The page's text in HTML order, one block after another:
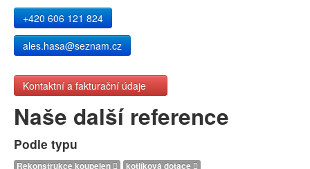
+420 606 121 824
ales.hasa@seznam.cz
Kontaktní a fakturační údaje
Naše další reference
Podle typu
Rekonstrukce koupelen
kotlíková dotace